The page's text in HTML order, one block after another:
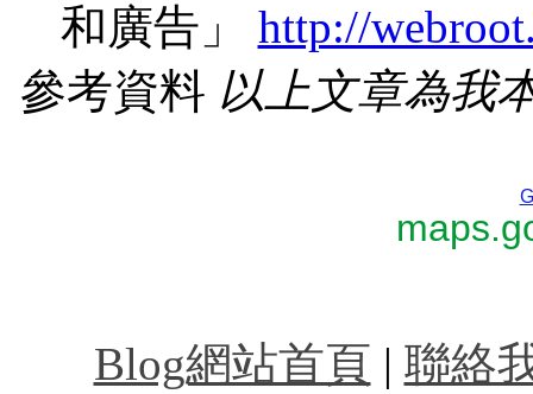
和廣告」 http://
參考資料 以上文章為我
Blog網站首頁 | 聯絡